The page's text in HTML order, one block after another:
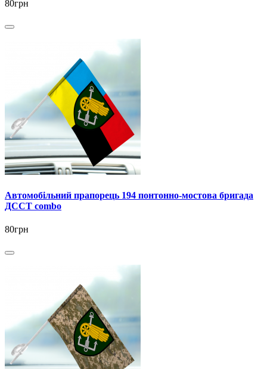
80грн
Автомобільний прапорець 194 понтонно-мостова бригада
ДССТ combo
80грн